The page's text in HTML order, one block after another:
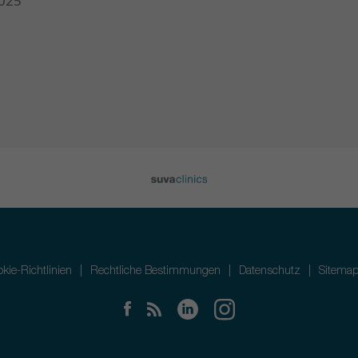
Richtlinien Rechtliche Bestimmungen Datenschutz Sitemap